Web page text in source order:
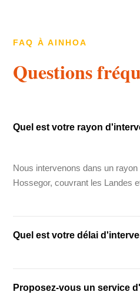
FAQ À AINHOA
Questions
Quel est votre rayon
Nous intervenons dans un
Hossegor, couvrant les Landes
Quel est votre délai
Notre délai d'intervention
urgences (fuites, dégâts des
Proposez-vous un service